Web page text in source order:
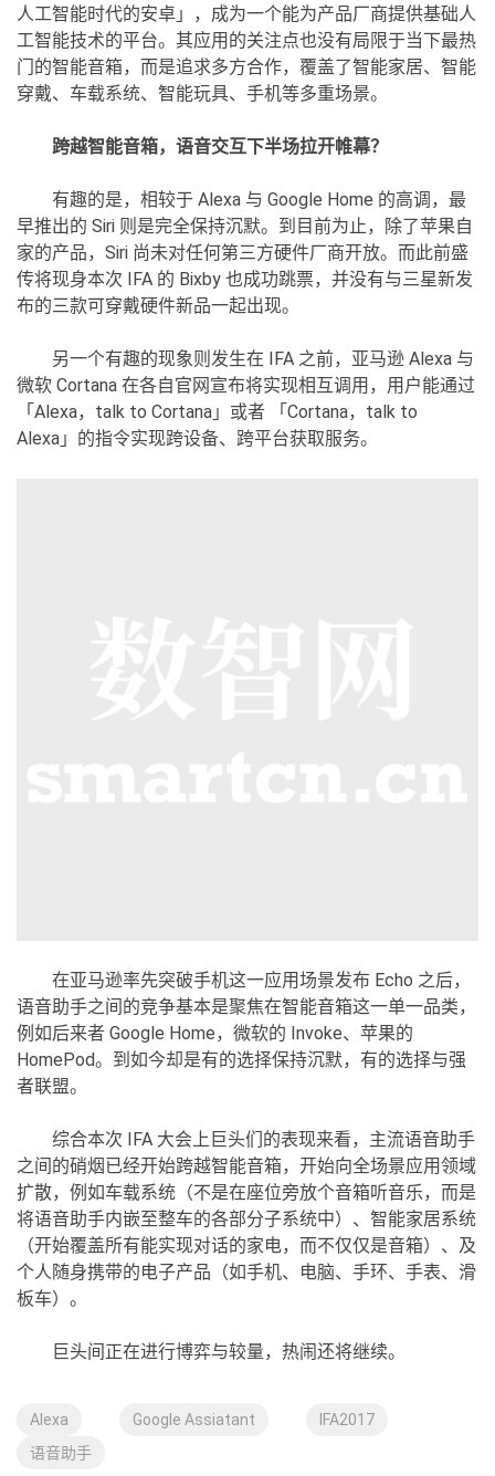
人工智能时代的安卓」，成为一个能为产品厂商提供基础人
工智能技术的平台。其应用的关注点也没有局限于当下最热
门的智能音箱，而是追求多方合作，覆盖了智能家居、智能
穿戴、车载系统、智能玩具、手机等多重场景。
跨越智能音箱，语音交互下半场拉开帷幕？
有趣的是，相较于 Alexa 与 Google Home 的高调，最
早推出的 Siri 则是完全保持沉默。到目前为止，除了苹果自
家的产品，Siri 尚未对任何第三方硬件厂商开放。而此前盛
传将现身本次 IFA 的 Bixby 也成功跳票，并没有与三星新发
布的三款可穿戴硬件新品一起出现。
另一个有趣的现象则发生在 IFA 之前，亚马逊 Alexa 与
微软 Cortana 在各自官网宣布将实现相互调用，用户能通过
「Alexa，talk to Cortana」或者 「Cortana，talk to
Alexa」的指令实现跨设备、跨平台获取服务。
在亚马逊率先突破手机这一应用场景发布 Echo 之后，
语音助手之间的竞争基本是聚焦在智能音箱这一单一品类，
例如后来者 Google Home，微软的 Invoke、苹果的
HomePod。到如今却是有的选择保持沉默，有的选择与强
者联盟。
综合本次 IFA 大会上巨头们的表现来看，主流语音助手
之间的硝烟已经开始跨越智能音箱，开始向全场景应用领域
扩散，例如车载系统（不是在座位旁放个音箱听音乐，而是
将语音助手内嵌至整车的各部分子系统中）、智能家居系统
（开始覆盖所有能实现对话的家电，而不仅仅是音箱）、及
个人随身携带的电子产品（如手机、电脑、手环、手表、滑
板车）。
巨头间正在进行博弈与较量，热闹还将继续。
Alexa Google Assiatant
IFA2017
语音助手